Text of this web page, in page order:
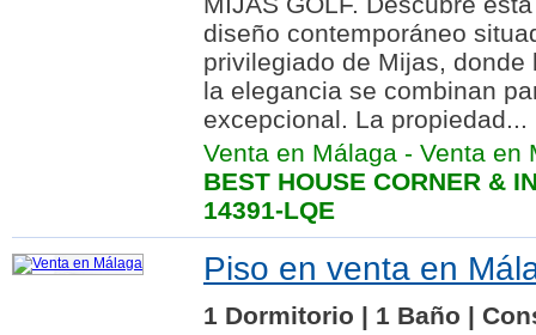
diseño contemporáneo
privilegiado de Mijas,
la elegancia se combinan
excepcional. La propiedad...
Venta en Málaga - Venta en
BEST HOUSE CORNER &
14391-LQE
Piso en venta en
1 Dormitorio | 1 Baño |